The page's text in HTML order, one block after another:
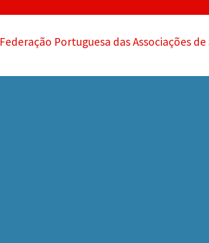
Federação Portuguesa das Associações de